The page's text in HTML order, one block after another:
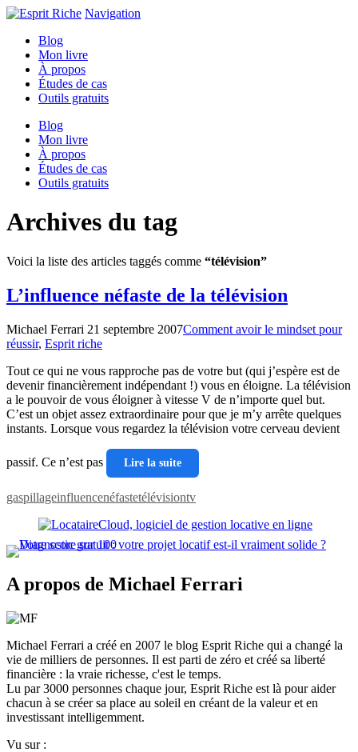
Navigation
Blog
Mon livre
À propos
Études de cas
Outils gratuits
Blog
Mon livre
À propos
Études de cas
Outils gratuits
Archives du tag
Voici la liste des articles taggés comme “télévision”
L’influence néfaste de la télévision
Michael Ferrari 21 septembre 2007Comment avoir le mindset pour
réussir, Esprit riche
Tout ce qui ne vous rapproche pas de votre but (qui j’espère est de
devenir financièrement indépendant !) vous en éloigne. La télévision
a le pouvoir de vous éloigner à vitesse V de n’importe quel but.
C’est un objet assez extraordinaire pour que je m’y arrête quelques
instants. Lorsque vous regardez la télévision votre cerveau devient
passif. Ce n’est pas Lire la suite
gaspillageinfluencenéfastetélévisiontv
A propos de Michael Ferrari
Michael Ferrari a créé en 2007 le blog Esprit Riche qui a changé la
vie de milliers de personnes. Il est parti de zéro et créé sa liberté
financière : la vraie richesse, c'est le temps.
Lu par 3000 personnes chaque jour, Esprit Riche est là pour aider
chacun à se créer sa place au soleil en créant de la valeur et en
investissant intelligemment.
Vu sur :